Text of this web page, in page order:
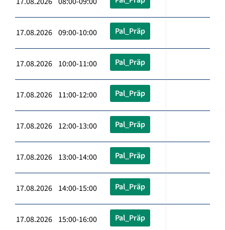
17.08.2026 09:00-10:00 Pal_Präp
17.08.2026 10:00-11:00 Pal_Präp
17.08.2026 11:00-12:00 Pal_Präp
17.08.2026 12:00-13:00 Pal_Präp
17.08.2026 13:00-14:00 Pal_Präp
17.08.2026 14:00-15:00 Pal_Präp
17.08.2026 15:00-16:00 Pal_Präp